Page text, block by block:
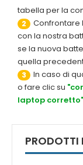
tabella per la
2
Confrontare
con la nostra
se la nuova
quella
3
In caso di
o fare clic su
laptop corretto"
PRODOTTI